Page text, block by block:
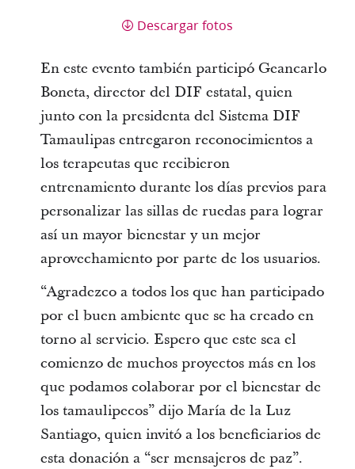
Descargar fotos
En este evento también participó Geancarlo
Boneta, director del DIF estatal, quien
junto con la presidenta del Sistema DIF
Tamaulipas entregaron reconocimientos a
los terapeutas que recibieron
entrenamiento durante los días previos para
personalizar las sillas de ruedas para lograr
así un mayor bienestar y un mejor
aprovechamiento por parte de los usuarios.
“Agradezco a todos los que han participado
por el buen ambiente que se ha creado en
torno al servicio. Espero que este sea el
comienzo de muchos proyectos más en los
que podamos colaborar por el bienestar de
los tamaulipecos” dijo María de la Luz
Santiago, quien invitó a los beneficiarios de
esta donación a “ser mensajeros de paz”.